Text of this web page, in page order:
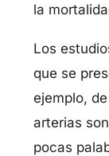
la
Los
que se
ejemplo,
arterias
pocas